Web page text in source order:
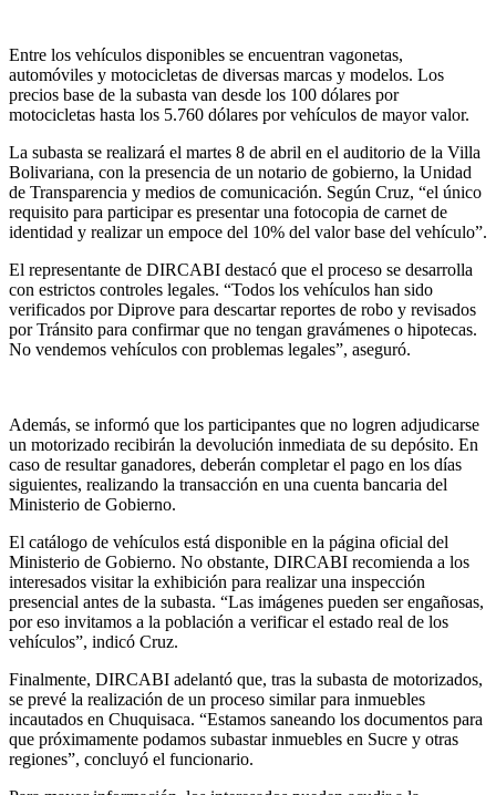
Entre los vehículos disponibles se encuentran vagonetas,
automóviles y motocicletas de diversas marcas y modelos. Los
precios base de la subasta van desde los 100 dólares por
motocicletas hasta los 5.760 dólares por vehículos de mayor valor.
La subasta se realizará el martes 8 de abril en el auditorio de la Villa
Bolivariana, con la presencia de un notario de gobierno, la Unidad
de Transparencia y medios de comunicación. Según Cruz, “el único
requisito para participar es presentar una fotocopia de carnet de
identidad y realizar un empoce del 10% del valor base del vehículo”.
El representante de DIRCABI destacó que el proceso se desarrolla
con estrictos controles legales. “Todos los vehículos han sido
verificados por Diprove para descartar reportes de robo y revisados
por Tránsito para confirmar que no tengan gravámenes o hipotecas.
No vendemos vehículos con problemas legales”, aseguró.
Además, se informó que los participantes que no logren adjudicarse
un motorizado recibirán la devolución inmediata de su depósito. En
caso de resultar ganadores, deberán completar el pago en los días
siguientes, realizando la transacción en una cuenta bancaria del
Ministerio de Gobierno.
El catálogo de vehículos está disponible en la página oficial del
Ministerio de Gobierno. No obstante, DIRCABI recomienda a los
interesados visitar la exhibición para realizar una inspección
presencial antes de la subasta. “Las imágenes pueden ser engañosas,
por eso invitamos a la población a verificar el estado real de los
vehículos”, indicó Cruz.
Finalmente, DIRCABI adelantó que, tras la subasta de motorizados,
se prevé la realización de un proceso similar para inmuebles
incautados en Chuquisaca. “Estamos saneando los documentos para
que próximamente podamos subastar inmuebles en Sucre y otras
regiones”, concluyó el funcionario.